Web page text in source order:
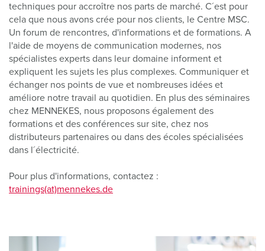
techniques pour accroître nos parts de marché. C´est pour
cela que nous avons crée pour nos clients, le Centre MSC.
Un forum de rencontres, d'informations et de formations. A
l'aide de moyens de communication modernes, nos
spécialistes experts dans leur domaine informent et
expliquent les sujets les plus complexes. Communiquer et
échanger nos points de vue et nombreuses idées et
améliore notre travail au quotidien. En plus des séminaires
chez MENNEKES, nous proposons également des
formations et des conférences sur site, chez nos
distributeurs partenaires ou dans des écoles spécialisées
dans l´électricité.
Pour plus d'informations, contactez :
trainings(at)mennekes.de